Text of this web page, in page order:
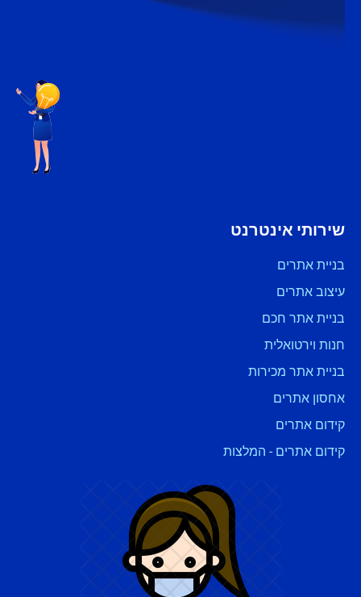
שירותי אינטרנט
בניית אתרים
עיצוב אתרים
בניית אתר חכם
חנות וירטואלית
בניית אתר מכירות
אחסון אתרים
קידום אתרים
קידום אתרים - המלצות